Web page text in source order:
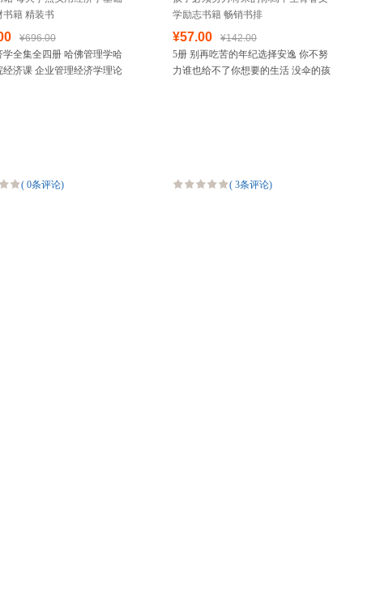
¥696.00
学全集全四册 哈佛管理学哈
经济课 企业管理经济学理论
( 0条评论)
¥57.00
¥142.00
5册 别再吃苦的年纪选择安逸 你不努
力谁也给不了你想要的生活 没伞的孩
( 3条评论)